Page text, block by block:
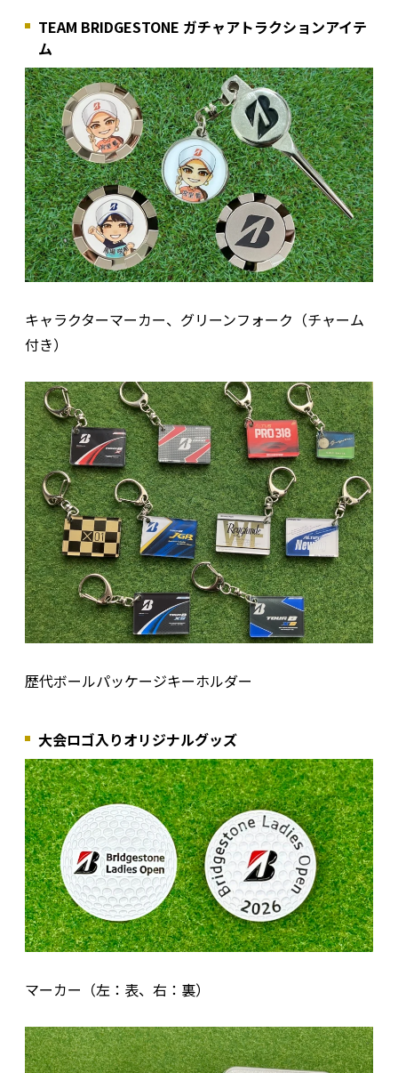
TEAM BRIDGESTONE ガチャアトラクションアイテ
ム
キャラクターマーカー、グリーンフォーク（チャーム
付き）
歴代ボールパッケージキーホルダー
大会ロゴ入りオリジナルグッズ
マーカー（左：表、右：裏）